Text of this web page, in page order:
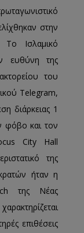
στην
Το Ισλαμικό
ευθύνη της
του
Telegram,
διάρκειας 1
φόβο και τον
City Hall
της
ήταν η
της Νέας
επιθέσεις